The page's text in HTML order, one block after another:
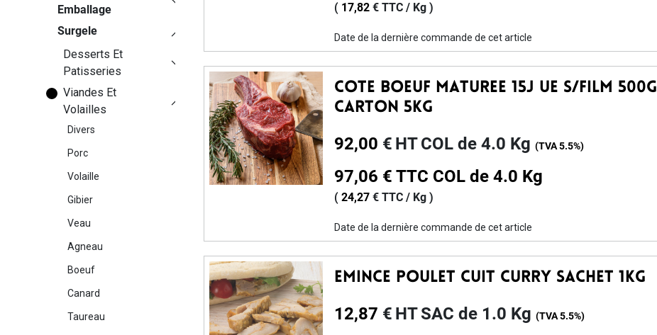
Emballage
Surgele
Desserts Et
Patisseries
Viandes Et
Volailles
Divers
Porc
Volaille
Gibier
Veau
Agneau
Boeuf
Canard
Taureau
( 17,82 € TTC / Kg )
Date de la dernière commande de cet article
Cote Boeuf Maturee 15j Ue S/film 500g
Carton 5kg
92,00 € HTCOL de 4.0 Kg(TVA5.5%)
97,06 € TTC COL de 4.0 Kg
(24,27 € TTC / Kg )
Date de la dernière commande de cet article
Emince Poulet Cuit Curry Sachet 1kg
12,87 € HTSAC de 1.0 Kg(TVA5.5%)